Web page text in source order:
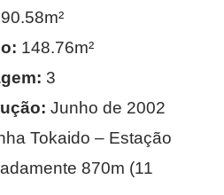
90.58m²
148.76m²
3
Junho de 2002
Tokaido – Estação
870m (11